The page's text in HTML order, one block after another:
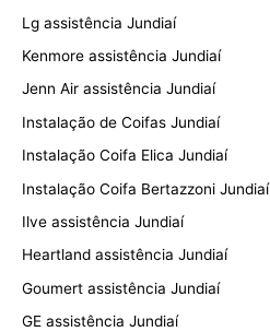
Lg assistência Jundiaí
Kenmore assistência Jundiaí
Jenn Air assistência Jundiaí
Instalação de Coifas Jundiaí
Instalação Coifa Elica Jundiaí
Instalação Coifa Bertazzoni Jundiaí
Ilve assistência Jundiaí
Heartland assistência Jundiaí
Goumert assistência Jundiaí
GE assistência Jundiaí